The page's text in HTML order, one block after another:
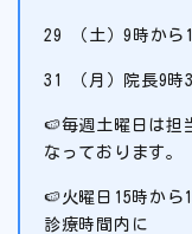
29 （土）9時か
31 （月）院長9時
🍉毎週土曜日は担
なっております。
🍉火曜日15時から
診療時間内に